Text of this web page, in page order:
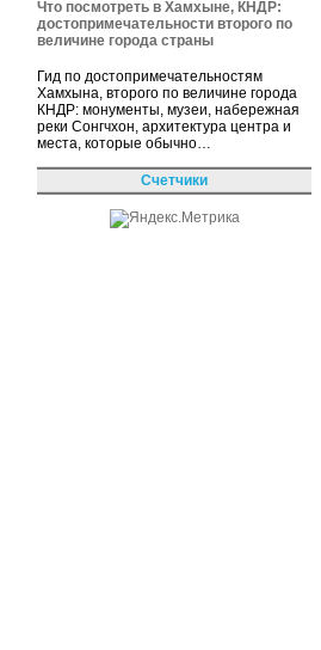
Что посмотреть в Хамхыне, КНДР:
достопримечательности второго по
величине города страны
Гид по достопримечательностям
Хамхына, второго по величине города
КНДР: монументы, музеи, набережная
реки Сонгчхон, архитектура центра и
места, которые обычно…
Счетчики